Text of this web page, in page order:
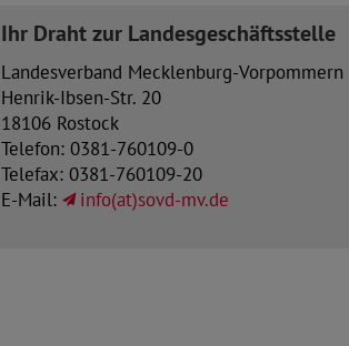
Ihr Draht zur Landesgeschäftsstelle
Landesverband Mecklenburg-Vorpommern
Henrik-Ibsen-Str. 20
18106 Rostock
Telefon: 0381-760109-0
Telefax: 0381-760109-20
E-Mail:
info(at)sovd-mv.de